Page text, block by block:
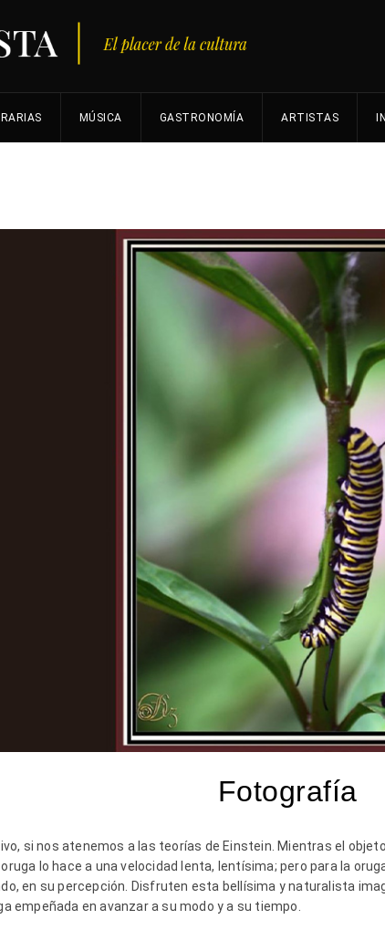
MÚSICA GASTRONOMÍA ARTISTAS
Fotografía
si nos atenemos a las teorías de Einstein. Mientras el
lo hace a una velocidad lenta, lentísima; pero para la
en su percepción. Disfruten esta bellísima y naturalista
empeñada en avanzar a su modo y a su tiempo.